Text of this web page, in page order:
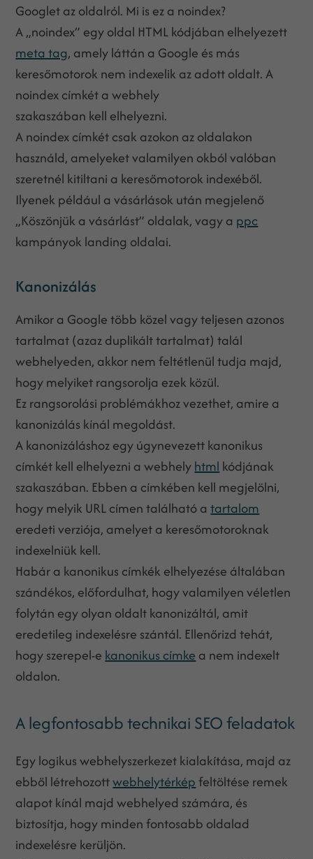
Googlet az oldalról. Mi is ez a noindex?
A „noindex” egy oldal HTML kódjában elhelyezett
meta tag, amely láttán a Google és más
keresőmotorok nem indexelik az adott oldalt. A
noindex címkét a webhely
szakaszában kell elhelyezni.
A noindex címkét csak azokon az oldalakon
használd, amelyeket valamilyen okból valóban
szeretnél kitiltani a keresőmotorok indexéből.
Ilyenek például a vásárlások után megjelenő
„Köszönjük a vásárlást” oldalak, vagy a ppc
kampányok landing oldalai.
Kanonizálás
Amikor a Google több közel vagy teljesen azonos
tartalmat (azaz duplikált tartalmat) talál
webhelyeden, akkor nem feltétlenül tudja majd,
hogy melyiket rangsorolja ezek közül.
Ez rangsorolási problémákhoz vezethet, amire a
kanonizálás kínál megoldást.
A kanonizáláshoz egy úgynevezett kanonikus
címkét kell elhelyezni a webhelyhtml kódjának
szakaszában. Ebben a címkében kell megjelölni,
hogy melyik URL címen található atartalom
eredeti verziója, amelyet a keresőmotoroknak
indexelniük kell.
Habár a kanonikus címkék elhelyezése általában
szándékos, előfordulhat, hogy valamilyen véletlen
folytán egy olyan oldalt kanonizáltál, amit
eredetileg indexelésre szántál. Ellenőrizd tehát,
hogy szerepel-e kanonikus címke a nem indexelt
oldalon.
A legfontosabb technikai SEO feladatok
Egy logikus webhelyszerkezet kialakítása, majd az
ebből létrehozottwebhelytérképfeltöltése remek
alapot kínál majd webhelyed számára, és
biztosítja, hogy minden fontosabb oldalad
indexelésre kerüljön.